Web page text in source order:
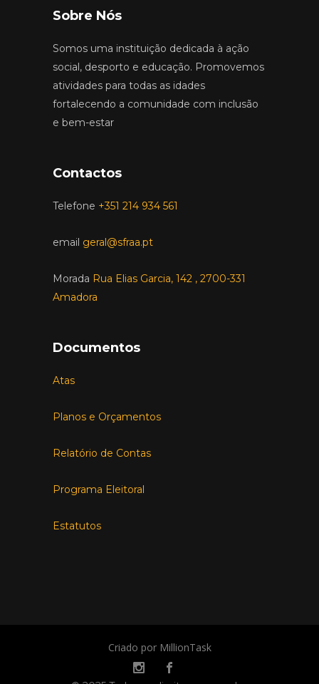
Sobre Nós
Somos uma instituição dedicada à ação
social, desporto e educação. Promovemos
atividades para todas as idades
fortalecendo a comunidade com inclusão
e bem-estar
Contactos
Telefone +351 214 934 561
email geral@sfraa.pt
Morada Rua Elias Garcia, 142 , 2700-331
Amadora
Documentos
Atas
Planos e Orçamentos
Relatório de Contas
Programa Eleitoral
Estatutos
Criado por MillionTask